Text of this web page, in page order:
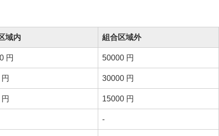
域内 組合区域外
円 50000 円
30000 円
15000 円
-